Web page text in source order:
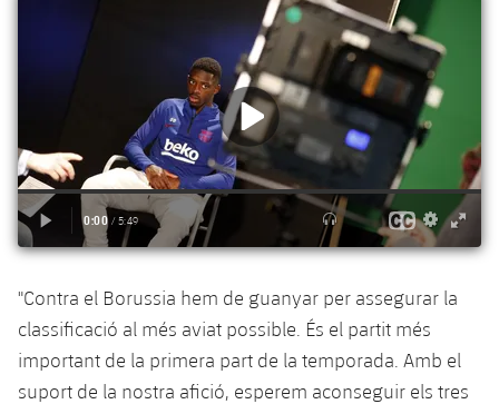
La Masia
Serveis Mèdics
Accessibilitat
plusicon
més
Instal·lacions
Jugadors
Història
Palmarès
Jugadors
Cadet B
Infantil B
Entrades
Resultats
Classificació
Fotos
Palmarès
Calendari
Resultats
Jugadors
Base
Actualitat
Juvenil
Cadet
Infantil
Campus Verano
PLUSICON
MÉS
Primer equip
plusicon
més
Actualitat
Calendari
Barça Atlètic
plusicon
més
Actualitat
Base
plusicon
més
"Contra el Borussia hem de guanyar per assegurar la
classificació al més aviat possible. És el partit més
important de la primera part de la temporada. Amb el
suport de la nostra afició, esperem aconseguir els tres